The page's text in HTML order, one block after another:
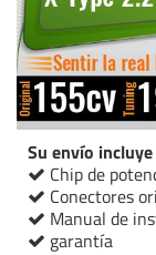
Su envío incluye
Chip de
Conectores
Manual de
garantía